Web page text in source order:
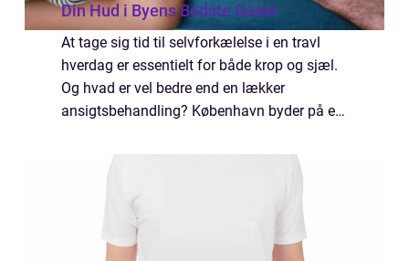
Din Hud i Byens Bedste Oaser
At tage sig tid til selvforkælelse i en travl
hverdag er essentielt for både krop og sjæl.
Og hvad er vel bedre end en lækker
ansigtsbehandling? København byder på et